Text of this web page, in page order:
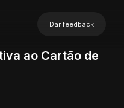
Dar feedback
ao Cartão de